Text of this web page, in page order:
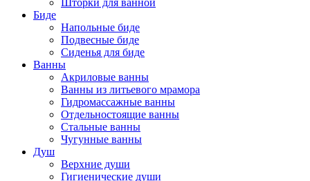
Шторки для ванной
Биде
Напольные биде
Подвесные биде
Сиденья для биде
Ванны
Акриловые ванны
Ванны из литьевого мрамора
Гидромассажные ванны
Отдельностоящие ванны
Стальные ванны
Чугунные ванны
Душ
Верхние души
Гигиенические души